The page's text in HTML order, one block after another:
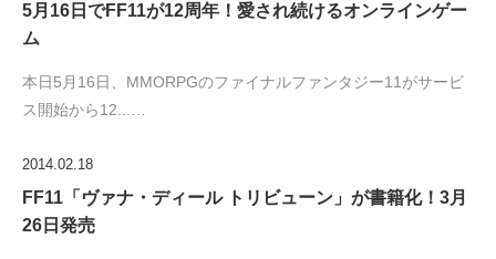
5月16日でFF11が12周年！愛され続けるオンラインゲー
ム
本日5月16日、MMORPGのファイナルファンタジー11がサービ
ス開始から12...…
2014.02.18
FF11「ヴァナ・ディール トリビューン」が書籍化！3月
26日発売